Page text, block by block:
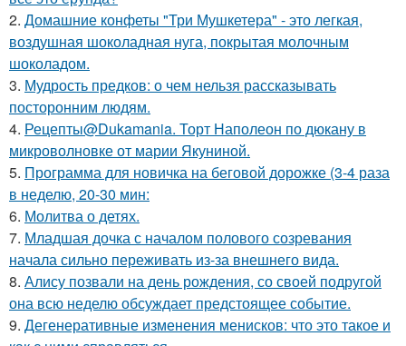
2. Домашние конфеты "Три Мушкетера" - это легкая,
воздушная шоколадная нуга, покрытая молочным
шоколадом.
3. Мудрость предков: о чем нельзя рассказывать
посторонним людям.
4. Рецепты@Dukamania. Торт Наполеон по дюкану в
микроволновке от марии Якуниной.
5. Программа для новичка на беговой дорожке (3-4 раза
в неделю, 20-30 мин:
6. Молитва о детях.
7. Младшая дочка с началом полового созревания
начала сильно переживать из-за внешнего вида.
8. Алису позвали на день рождения, со своей подругой
она всю неделю обсуждает предстоящее событие.
9. Дегенеративные изменения менисков: что это такое и